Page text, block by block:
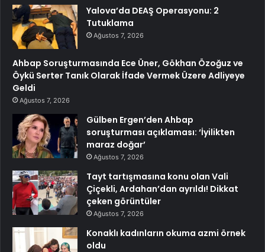
Yalova’da DEAŞ Operasyonu: 2
Tutuklama
Ağustos 7, 2026
Ahbap Soruşturmasında Ece Üner, Gökhan Özoğuz ve
Öykü Serter Tanık Olarak İfade Vermek Üzere Adliyeye
Geldi
Ağustos 7, 2026
Gülben Ergen’den Ahbap
soruşturması açıklaması: ‘İyilikten
maraz doğar’
Ağustos 7, 2026
Tayt tartışmasına konu olan Vali
Çiçekli, Ardahan’dan ayrıldı! Dikkat
çeken görüntüler
Ağustos 7, 2026
Konaklı kadınların okuma azmi örnek
oldu